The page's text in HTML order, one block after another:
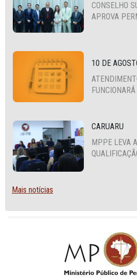
CONSELHO
APROVA
10 DE
CARUARU
MPPE LEVA
Mais notícias